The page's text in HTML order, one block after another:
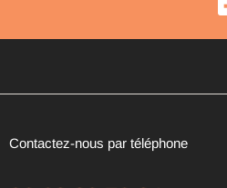
Contactez-nous par téléphone